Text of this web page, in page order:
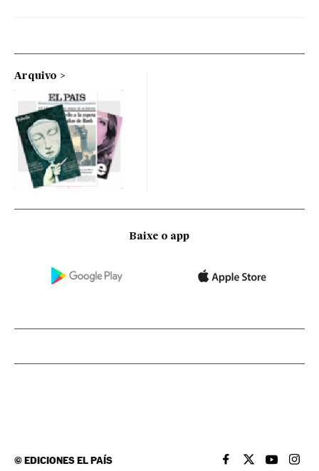
Arquivo
Baixe o app
©EDICIONES EL PAÍS EL PAÍS BRASIL EN
EL PAÍSEL PAÍS
EL